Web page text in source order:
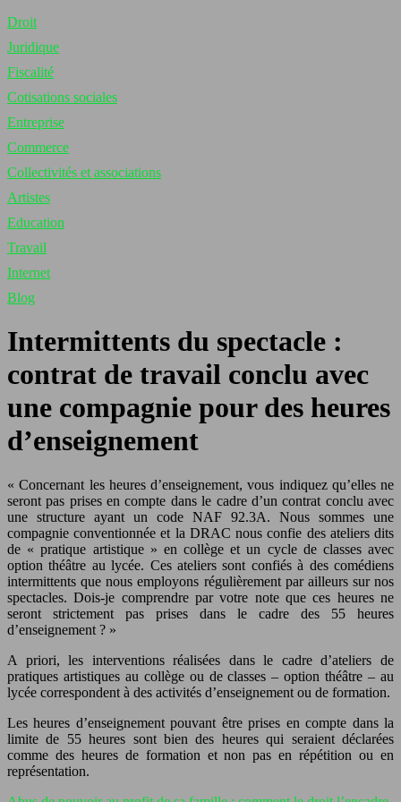
Droit
Juridique
Fiscalité
Cotisations sociales
Entreprise
Commerce
Collectivités et associations
Artistes
Education
Travail
Internet
Blog
Intermittents du spectacle :
contrat de travail conclu avec
une compagnie pour des heures
d’enseignement
« Concernant les heures d’enseignement, vous indiquez qu’elles ne
seront pas prises en compte dans le cadre d’un contrat conclu avec
une structure ayant un code NAF 92.3A. Nous sommes une
compagnie conventionnée et la DRAC nous confie des ateliers dits
de « pratique artistique » en collège et un cycle de classes avec
option théâtre au lycée. Ces ateliers sont confiés à des comédiens
intermittents que nous employons régulièrement par ailleurs sur nos
spectacles. Dois-je comprendre par votre note que ces heures ne
seront strictement pas prises dans le cadre des 55 heures
d’enseignement ? »
A priori, les interventions réalisées dans le cadre d’ateliers de
pratiques artistiques au collège ou de classes – option théâtre – au
lycée correspondent à des activités d’enseignement ou de formation.
Les heures d’enseignement pouvant être prises en compte dans la
limite de 55 heures sont bien des heures qui seraient déclarées
comme des heures de formation et non pas en répétition ou en
représentation.